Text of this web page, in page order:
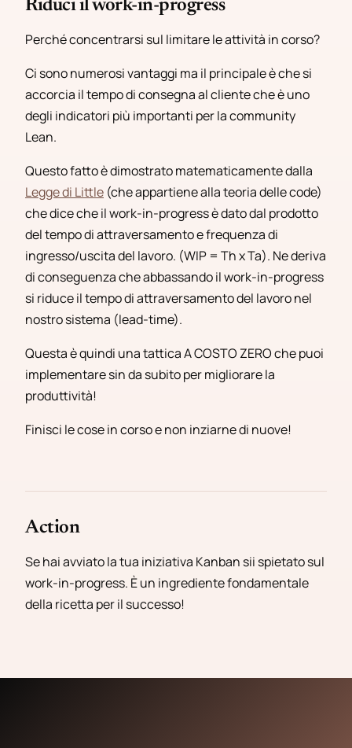
Riduci il work-in-progress
Perché concentrarsi sul limitare le attività in corso?
Ci sono numerosi vantaggi ma il principale è che si
accorcia il tempo di consegna al cliente che è uno
degli indicatori più importanti per la community
Lean.
Questo fatto è dimostrato matematicamente dalla
Legge di Little (che appartiene alla teoria delle code)
che dice che il work-in-progress è dato dal prodotto
deltempo di attraversamentoefrequenza di
ingresso/uscitadel lavoro. (WIP = Th x Ta). Ne deriva
di conseguenza che abbassando il work-in-progress
si riduce il tempo di attraversamento del lavoro nel
nostro sistema (lead-time).
Questa è quindi una tattica A COSTO ZERO che puoi
implementare sin da subito per migliorare la
produttività!
Finisci le cose in corso e non inziarne di nuove!
Action
Se hai avviato la tua iniziativa Kanban sii spietato sul
work-in-progress. È un ingrediente fondamentale
della ricetta per il successo!